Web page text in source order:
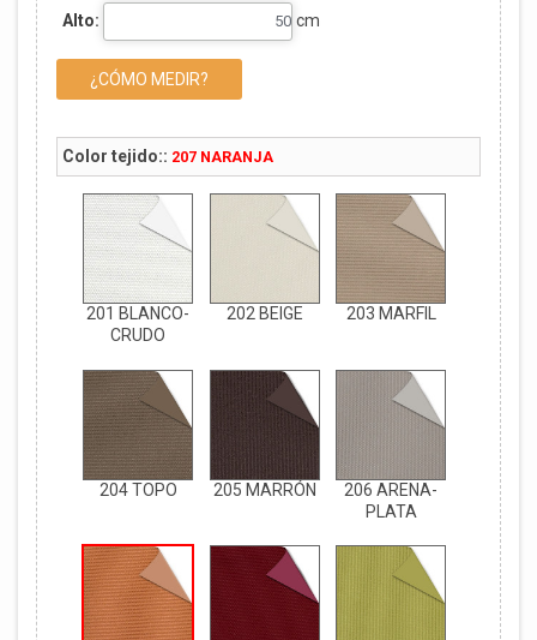
Alto: cm
¿CÓMO MEDIR?
Color tejido:: 207 NARANJA
201 BLANCO-
CRUDO
202 BEIGE 203 MARFIL
204 TOPO 205 MARRÓN
206 ARENA-
PLATA